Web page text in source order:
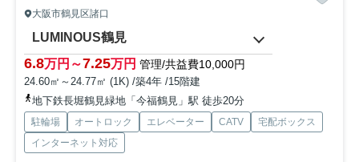
大阪市鶴見区諸口
LUMINOUS鶴見
6.8万円～7.25万円 管理/共益費10,000円
24.60㎡～24.77㎡ (1K) /築4年 /15階建
地下鉄長堀鶴見緑地「今福鶴見」駅 徒歩20分
駐輪場 オートロック エレベーター CATV
宅配ボックス
インターネット対応